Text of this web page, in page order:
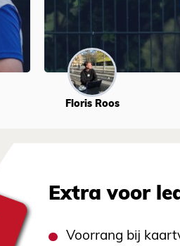
Floris Roos
Extra voor
Voorrang bij